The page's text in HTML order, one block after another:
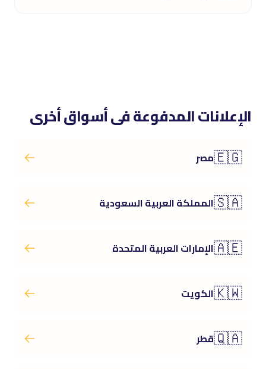
الإعلانات المدفوعة فى أسواق أخرى
🇪🇬مصر
🇸🇦المملكة العربية السعودية
🇦🇪الإمارات العربية المتحدة
🇰🇼الكويت
🇶🇦قطر